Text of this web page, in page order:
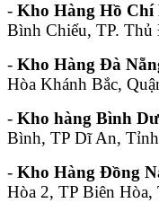
- Kho Hàng Hồ
Bình Chiểu, TP.
- Kho Hàng Đà
Hòa Khánh Bắc,
- Kho hàng Bình
Bình, TP Dĩ An,
- Kho Hàng Đồng
Hòa 2, TP Biên